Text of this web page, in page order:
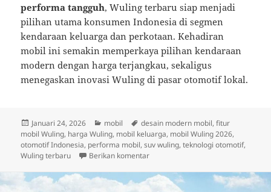
performa tangguh, Wuling terbaru siap menjadi
pilihan utama konsumen Indonesia di segmen
kendaraan keluarga dan perkotaan. Kehadiran
mobil ini semakin memperkaya pilihan kendaraan
modern dengan harga terjangkau, sekaligus
menegaskan inovasi Wuling di pasar otomotif lokal.
Diposkan
pada
Januari 24, 2026 Kategori
mobil Tag
desain modern mobil,fitur
mobil Wuling, harga Wuling, mobil keluarga, mobil Wuling 2026,
otomotif Indonesia, performa mobil,suv wuling,teknologi otomotif,
Wuling terbaru
Berikan komentaruntuk Wuling Luncurkan Model